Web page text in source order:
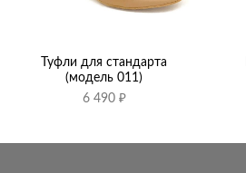
Туфли для стандарта
(модель 011)
6 490 ₽